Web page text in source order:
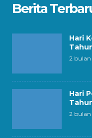
Berita
Hari
2
Hari
2